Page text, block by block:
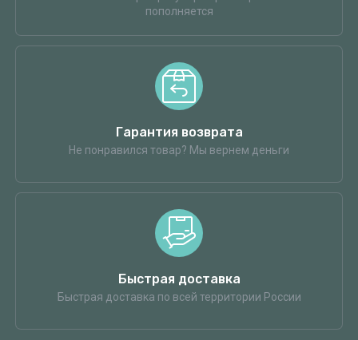
пополняется
Гарантия возврата
Не понравился товар? Мы вернем деньги
Быстрая доставка
Быстрая доставка по всей территории России